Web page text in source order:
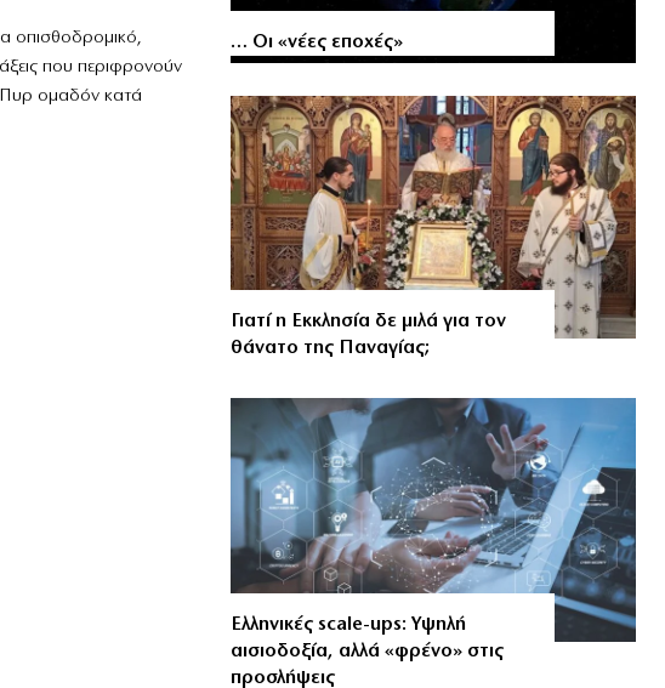
οπισθοδρομικό,
που περιφρονούν
Πυρ ομαδόν κατά
… Οι «νέες εποχές»
Γιατί η Εκκλησία δε μιλά για τον
θάνατο της Παναγίας;
Ελληνικές scale-ups: Υψηλή
αισιοδοξία, αλλά «φρένο» στις
προσλήψεις